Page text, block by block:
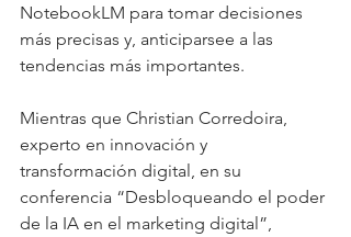
NotebookLM para tomar decisiones
más precisas y, anticiparsee a las
tendencias más importantes.
Mientras que Christian Corredoira,
experto en innovación y
transformación digital, en su
conferencia “Desbloqueando el poder
de la IA en el marketing digital”,